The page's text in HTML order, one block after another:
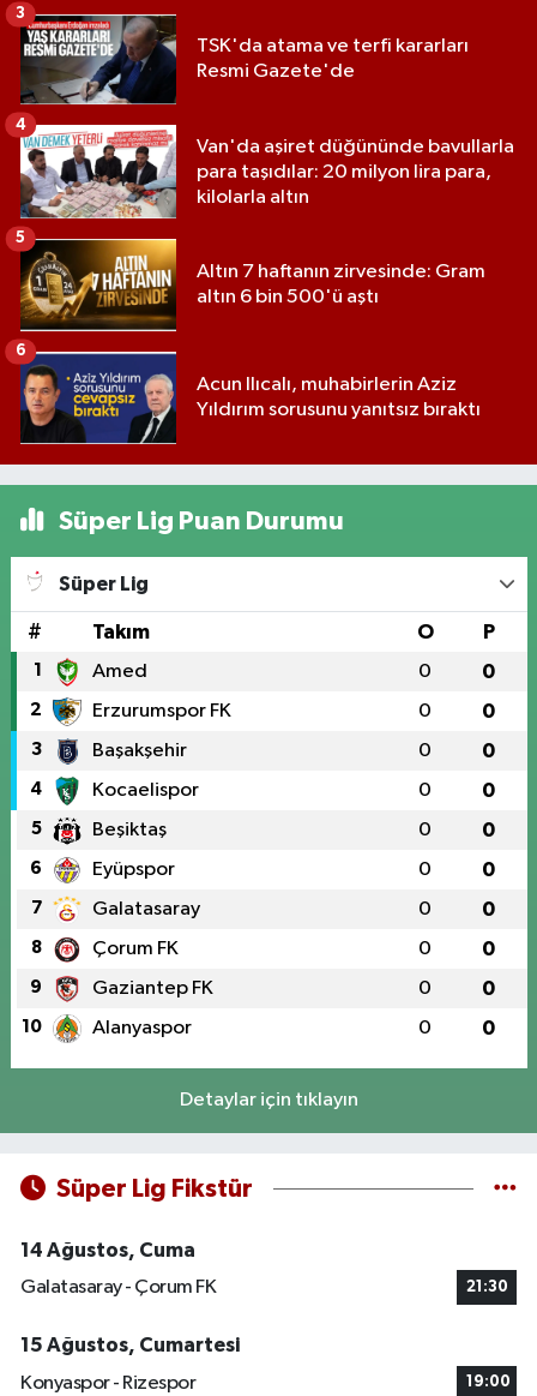
TSK'da atama ve terfi kararları
Resmi Gazete'de
3
Van'da aşiret düğününde bavullarla
para taşıdılar: 20 milyon lira para,
kilolarla altın
4
Altın 7 haftanın zirvesinde: Gram
altın 6 bin 500'ü aştı
5
Acun Ilıcalı, muhabirlerin Aziz
Yıldırım sorusunu yanıtsız bıraktı
6
Süper Lig Puan Durumu
Süper Lig
# Takım O P
1 Amed 0 0
2 Erzurumspor FK 0 0
3 Başakşehir 0 0
4 Kocaelispor 0 0
5 Beşiktaş 0 0
6 Eyüpspor 0 0
7 Galatasaray 0 0
8 Çorum FK 0 0
9 Gaziantep FK 0 0
10 Alanyaspor 0 0
Detaylar için tıklayın
Süper Lig Fikstür
14 Ağustos, Cuma
Galatasaray - Çorum FK
21:30
15 Ağustos, Cumartesi
Konyaspor - Rizespor
19:00